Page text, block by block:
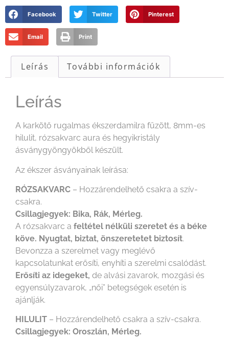
Facebook Twitter Pinterest
Email Print
Leírás További információk
Leírás
A karkötő rugalmas ékszerdamilra fűzött, 8mm-es
hilulit, rózsakvarc aura és hegyikristály
ásványgyöngyökből készült.
Az ékszer ásványainak leírása:
RÓZSAKVARC – Hozzárendelhető csakra a szív-
csakra.
Csillagjegyek: Bika, Rák, Mérleg.
A rózsakvarc a feltétel nélküli szeretet és a béke
köve. Nyugtat, biztat, önszeretetet biztosít.
Bevonzza a szerelmet vagy meglévő
kapcsolatunkat erősíti, enyhíti a szerelmi csalódást.
Erősíti az idegeket, de alvási zavarok, mozgási és
egyensúlyzavarok, „női” betegségek esetén is
ajánlják.
HILULIT – Hozzárendelhető csakra a szív-csakra.
Csillagjegyek: Oroszlán, Mérleg.